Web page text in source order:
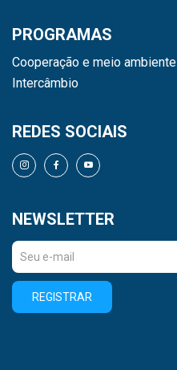
PROGRAMAS
Cooperação e meio ambiente
Intercâmbio
REDES SOCIAIS
NEWSLETTER
REGISTRAR